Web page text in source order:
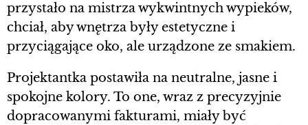
przystało na mistrza wykwintnych wypieków,
chciał, aby wnętrza były estetyczne i
przyciągające oko, ale urządzone ze smakiem.
Projektantka postawiła na neutralne, jasne i
spokojne kolory. To one, wraz z precyzyjnie
dopracowanymi fakturami, miały być